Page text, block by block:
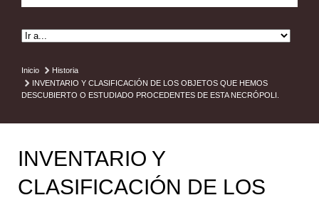
Inicio
Historia
INVENTARIO Y CLASIFICACIÓN DE LOS OBJETOS QUE HEMOS
DESCUBIERTO O ESTUDIADO PROCEDENTES DE ESTA NECRÓPOLI.
INVENTARIO Y
CLASIFICACIÓN DE LOS